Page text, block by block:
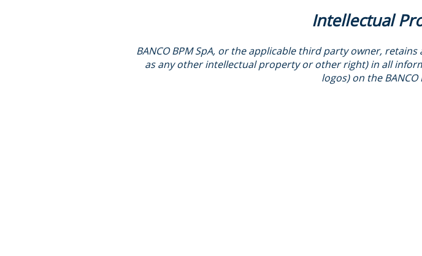
Intellectual
BANCO BPM SpA, or the applicable third party owner,
as any other intellectual property or other right) in all
logos) on the BANCO